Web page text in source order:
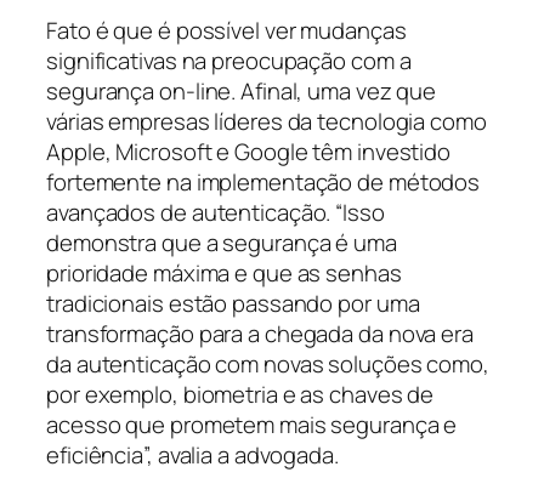
Fato é que é possível ver mudanças
significativas na preocupação com a
segurança on-line. Afinal, uma vez que
várias empresas líderes da tecnologia como
Apple, Microsoft e Google têm investido
fortemente na implementação de métodos
avançados de autenticação. “Isso
demonstra que a segurança é uma
prioridade máxima e que as senhas
tradicionais estão passando por uma
transformação para a chegada da nova era
da autenticação com novas soluções como,
por exemplo, biometria e as chaves de
acesso que prometem mais segurança e
eficiência”, avalia a advogada.